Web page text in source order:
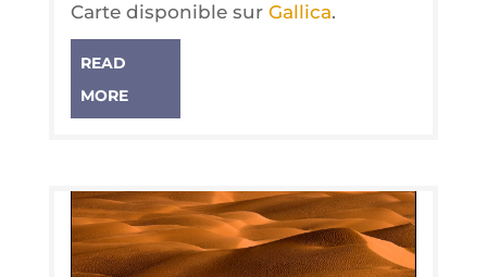
Carte dis­po­nible sur Gal­li­ca.
READ
MORE